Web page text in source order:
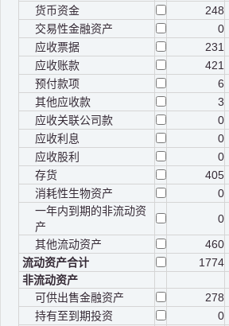
货币资金
248
交易性金融资产
0
应收票据
231
应收账款
421
预付款项
6
其他应收款
3
应收关联公司款
0
应收利息
0
应收股利
0
存货
405
消耗性生物资产
0
一年内到期的非流动资
产
0
其他流动资产
460
流动资产合计
1774
非流动资产
可供出售金融资产
278
持有至到期投资
0